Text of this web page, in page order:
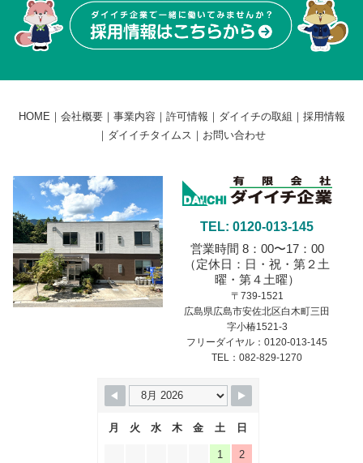
HOME ｜ 会社概要｜ 事業内容 ｜ 許可情報 ｜ ダイイチの取組 ｜ 採用情報
｜ ダイイチタイムス ｜ お問い合わせ
TEL: 0120-013-145
営業時間 8：00〜17：00
（定休日：日・祝・第２土
曜・第４土曜）
〒739-1521
広島県広島市安佐北区白木町三田
字小椿1521-3
フリーダイヤル：0120-013-145
TEL：082-829-1270
月 火 水 木 金 土 日
1 2